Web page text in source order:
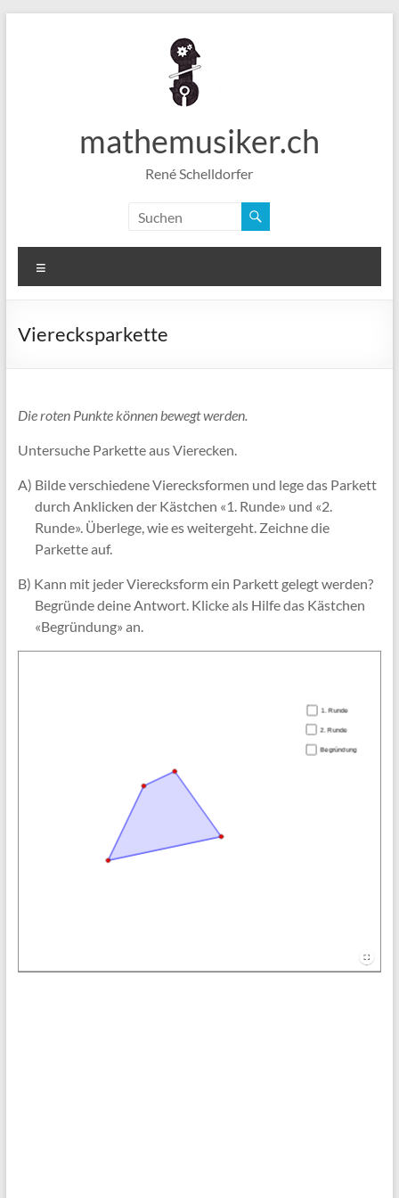
mathemusiker.ch
René Schelldorfer
Vierecksparkette
Die roten Punkte können bewegt werden.
Untersuche Parkette aus Vierecken.
A) Bilde verschiedene Vierecksformen und lege das Parkett
durch Anklicken der Kästchen «1. Runde» und «2.
Runde». Überlege, wie es weitergeht. Zeichne die
Parkette auf.
B) Kann mit jeder Vierecksform ein Parkett gelegt werden?
Begründe deine Antwort. Klicke als Hilfe das Kästchen
«Begründung» an.